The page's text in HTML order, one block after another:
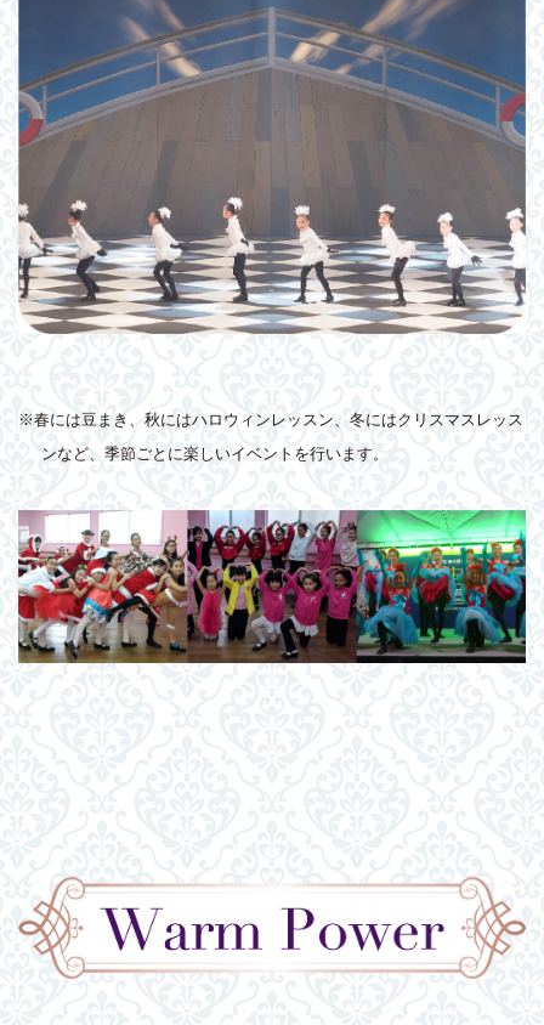
※春には豆まき、秋にはハロウィンレッスン、冬にはクリスマスレッス
ンなど、季節ごとに楽しいイベントを行います。